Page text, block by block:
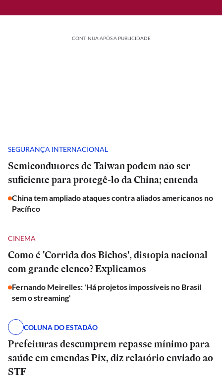
CONTINUA APÓS A PUBLICIDADE
SEGURANÇA INTERNACIONAL
Semicondutores de Taiwan podem não ser
suficiente para protegê-lo da China; entenda
China tem ampliado ataques contra aliados americanos no
Pacífico
CINEMA
Como é 'Corrida dos Bichos', distopia nacional
com grande elenco? Explicamos
Fernando Meirelles: 'Há projetos impossíveis no Brasil
sem o streaming'
COLUNA DO ESTADÃO
Prefeituras descumprem repasse mínimo para
saúde em emendas Pix, diz relatório enviado ao
STF